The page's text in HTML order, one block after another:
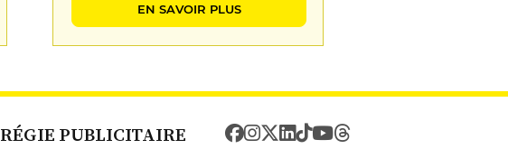
EN SAVOIR PLUS
RÉGIE PUBLICITAIRE